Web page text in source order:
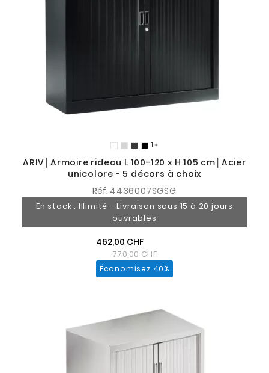
1 
ARIV│Armoire rideau L 100-120 x H 105 cm│Acier
unicolore - 5 décors à choix
Réf. 4436007SGSG
En stock : Illimité - Livraison sous 15 à 20 jours
ouvrables
462,00 CHF
770,00 CHF
Économisez 40%